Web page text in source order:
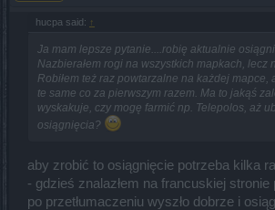
hucpa said: ↑
Ja mam lepsze pytanie....robię aktualnie
Nazbierałem rogi na wszystkich mapkach, lecz
Robiłem też raz powtarzalne na każdej mapce,
te same co za pierwszym razem. Ma to jakąś
wyskakuje, czy mogę farmić np. Telepolos, aż
osiągnięcia?
aby zrobić to osiągnięcie potrzeba kilka
- gdzieś znalazłem na francuskiej stronie
po przetłumaczeniu wyszło dobrze i